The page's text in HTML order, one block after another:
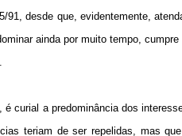
91, desde que, evidentemente,
ainda por muito tempo,
é curial a predominância dos
teriam de ser repelidas, mas